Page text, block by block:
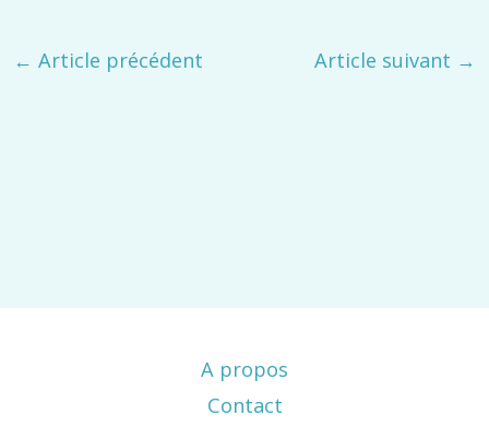
← Article précédent Article suivant →
A propos
Contact